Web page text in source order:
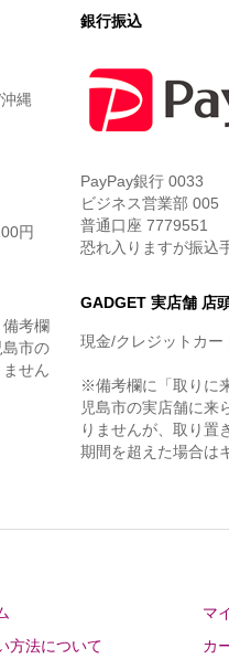
縄
円
考欄
市の
せん
銀行振込
PayPay銀行 0033
ビジネス営業部 005
普通口座 7779551
恐れ入りますが振込
GADGET 実店舗 店
現金/クレジットカ
※備考欄に「取りに
児島市の実店舗に来
りませんが、取り置
期間を超えた場合は
方法について
マ
カ